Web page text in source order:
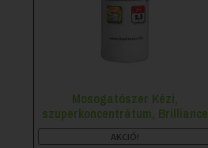
Mosogatószer Kézi,
szuperkoncentrátum, Brilliance
AKCIÓ!